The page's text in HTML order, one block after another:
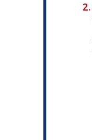
Таргетированная
Продвижение
SEO для карточек
Продвижение на
Магазин на Яндекс